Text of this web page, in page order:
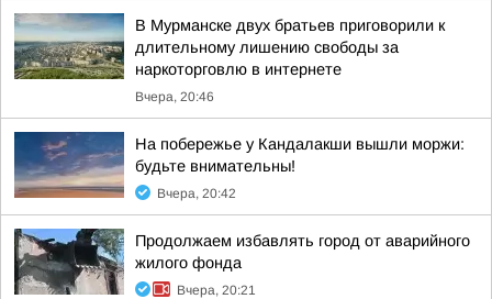
В Мурманске двух братьев приговорили к
длительному лишению свободы за
наркоторговлю в интернете
Вчера, 20:46
На побережье у Кандалакши вышли моржи:
будьте внимательны!
Вчера, 20:42
Продолжаем избавлять город от аварийного
жилого фонда
Вчера, 20:21